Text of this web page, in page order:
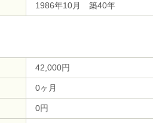
1986年10月 築40年
42,000円
0ヶ月
0円